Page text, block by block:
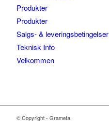
Produkter
Produkter
Salgs- & leveringsbetingelser
Teknisk Info
Velkommen
© Copyright - Grameta